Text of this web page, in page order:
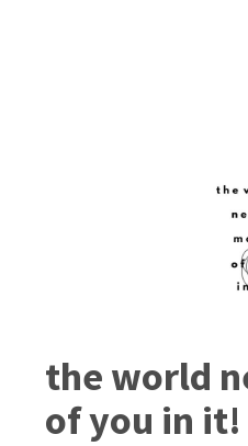
the world
of you in it!